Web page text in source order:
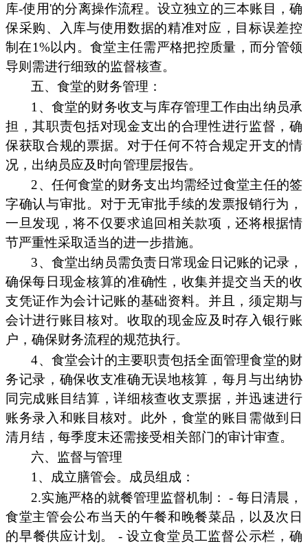
库-使用'的分离操作流程。设立独立的三本账目，确
保采购、入库与使用数据的精准对应，目标误差控
制在1%以内。食堂主任需严格把控质量，而分管领
导则需进行细致的监督核查。
五、食堂的财务管理：
1、食堂的财务收支与库存管理工作由出纳员承
担，其职责包括对现金支出的合理性进行监督，确
保获取合规的票据。对于任何不符合规定开支的情
况，出纳员应及时向管理层报告。
2、任何食堂的财务支出均需经过食堂主任的签
字确认与审批。对于无审批手续的发票报销行为，
一旦发现，将不仅要求追回相关款项，还将根据情
节严重性采取适当的进一步措施。
3、食堂出纳员需负责日常现金日记账的记录，
确保每日现金核算的准确性，收集并提交当天的收
支凭证作为会计记账的基础资料。并且，须定期与
会计进行账目核对。收取的现金应及时存入银行账
户，确保财务流程的规范执行。
4、食堂会计的主要职责包括全面管理食堂的财
务记录，确保收支准确无误地核算，每月与出纳协
同完成账目结算，详细核查收支票据，并迅速进行
账务录入和账目核对。此外，食堂的账目需做到日
清月结，每季度末还需接受相关部门的审计审查。
六、监督与管理
1、成立膳管会。成员组成：
2.实施严格的就餐管理监督机制： - 每日清晨，
食堂主管会公布当天的午餐和晚餐菜品，以及次日
的早餐供应计划。 - 设立食堂员工监督公示栏，确